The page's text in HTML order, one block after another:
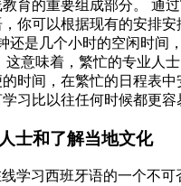
育的重要组成部分。 通
你可以根据现有的安排
还是几个小时的空闲时间
这意味着，繁忙的专业人
时间，在繁忙的日程表中
习比以往任何时候都更容
士和了解当地文化
线学习西班牙语的一个不